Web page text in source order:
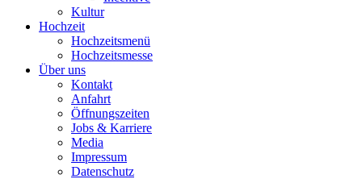
Kultur
Hochzeit
Hochzeitsmenü
Hochzeitsmesse
Über uns
Kontakt
Anfahrt
Öffnungszeiten
Jobs & Karriere
Media
Impressum
Datenschutz